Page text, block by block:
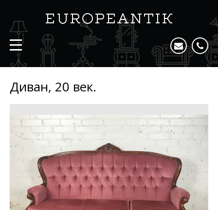
Диван, 20 век.